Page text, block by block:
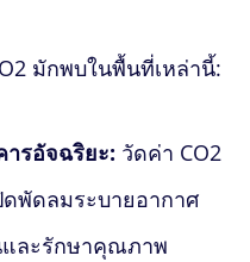
มักพบในพื้นที่เหล่านี้:
ารอัจฉริยะ: วัดค่า CO2
พัดลมระบายอากาศ
ละรักษาคุณภาพ